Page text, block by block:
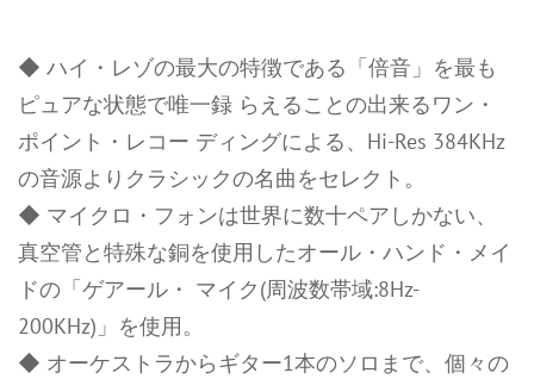
◆ ハイ・レゾの最大の特徴である「倍音」を最も
ピュアな状態で唯一録 らえることの出来るワン・
ポイント・レコー ディングによる、Hi-Res 384KHz
の音源よりクラシックの名曲をセレクト。
◆ マイクロ・フォンは世界に数十ペアしかない、
真空管と特殊な銅を使用したオール・ハンド・メイ
ドの「ゲアール・ マイク(周波数帯域:8Hz-
200KHz)」を使用。
◆ オーケストラからギター1本のソロまで、個々の